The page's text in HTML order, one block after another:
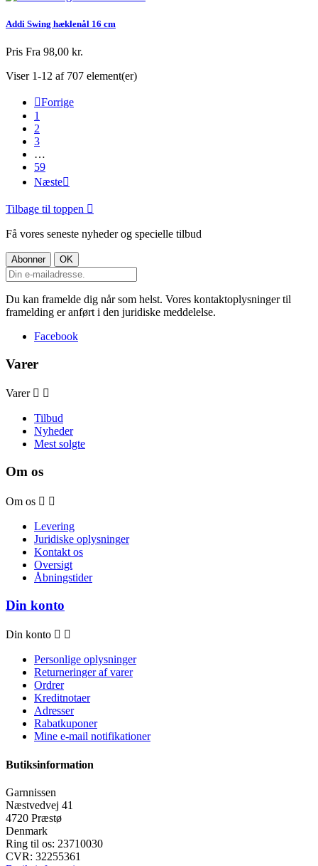
Addi Swing hæklenål 16 cm
Pris Fra 98,00 kr.
Viser 1-12 af 707 element(er)
Forrige
1
2
3
…
59
Næste
Tilbage til toppen 
Få vores seneste nyheder og specielle tilbud
Du kan framelde dig når som helst. Vores kontaktoplysninger til
framelding er anført i den juridiske meddelelse.
Facebook
Varer
Varer  
Tilbud
Nyheder
Mest solgte
Om os
Om os  
Levering
Juridiske oplysninger
Kontakt os
Oversigt
Åbningstider
Din konto
Din konto  
Personlige oplysninger
Returneringer af varer
Ordrer
Kreditnotaer
Adresser
Rabatkuponer
Mine e-mail notifikationer
Butiksinformation
Garnnissen
Næstvedvej 41
4720 Præstø
Denmark
Ring til os: 23710030
CVR: 32255361